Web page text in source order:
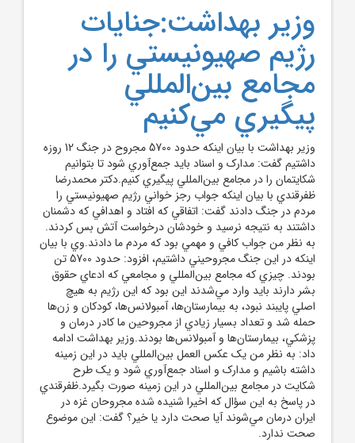
وزير بهداشت:جنايات
رژيم صهيونيستي را در
مجامع بين‌المللي
پيگيري مي‌کنيم
وزير بهداشت با بيان اينکه حدود 5700 مجروح در جنگ 12 روزه
داشتيم گفت: مدارک و اسناد بايد جمع‌آوري شود تا بتوانيم
شکايتمان را در مجامع بين‌المللي پيگيري کنيم.دکتر محمدرضا
ظفرقندي با بيان اينکه جواب رجز خواني رژيم صهيونيستي را
مردم در جنگ دادند گفت: اتفاقي که افتاد و اهدافي که دشمنان
داشتند به نتيجه نرسيد و خودشان درخواست آتش بس کردند.
به نظر من جواب کافي و مهمي بود که مردم ما دادند.وي با بيان
اينکه در اين جنگ مجروحيني داشتيم، افزود: حدود 5700 تن
بودند. چيزي که مجامع بين‌المللي و مجامعي که ادعاي حقوق
بشر دارند بايد وارد مي‌شدند اين بود که اين رژيم به هيچ
اصلي پايبند نبود، به بيمارستان‌ها، آمبولانس‌ها، کودکان و زن‌ها
حمله شد و تعداد بسيار زيادي از مجروحين ما کادر درمان و
پزشکي، بيمارستان‌ها و آمبولانس‌ها بودند.وزير بهداشت ادامه
داد: به نظر من يک عکس العمل بين‌المللي بايد در اين زمينه
داشته باشيم و مدارک و اسناد جمع‌آوري شود و يک طرح
شکايت در مجامع بين‌المللي در اين زمينه صورت بگيرد.ظفرقندي
در پاسخ به اين سؤال که اخيرا شنيده شده مجروحان غزه در
ايران درمان مي‌شوند آيا صحت دارد يا خير؟ گفت: اين موضوع
صحت ندارد.